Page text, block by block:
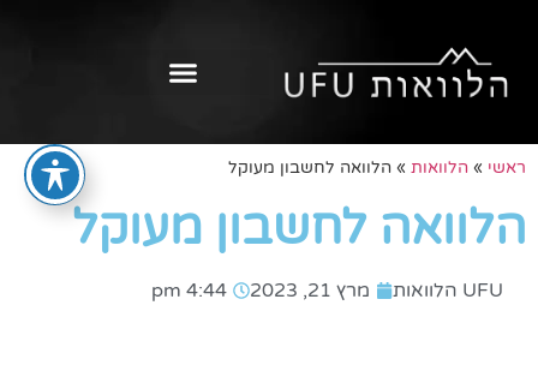
ראשי » הלוואות » הלוואה לחשבון מעוקל
הלוואה לחשבון מעוקל
UFU הלוואות מרץ 21, 2023 4:44 pm